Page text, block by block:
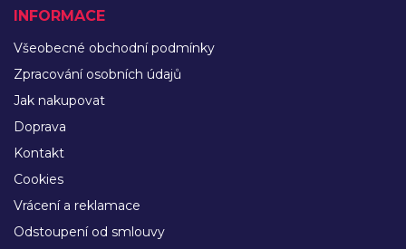
INFORMACE
Všeobecné obchodní podmínky
Zpracování osobních údajů
Jak nakupovat
Doprava
Kontakt
Cookies
Vrácení a reklamace
Odstoupení od smlouvy